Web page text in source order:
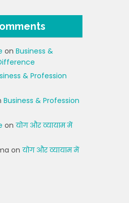
on Business &
& Profession
Business & Profession
on योग और व्यायाम में
on योग और व्यायाम में